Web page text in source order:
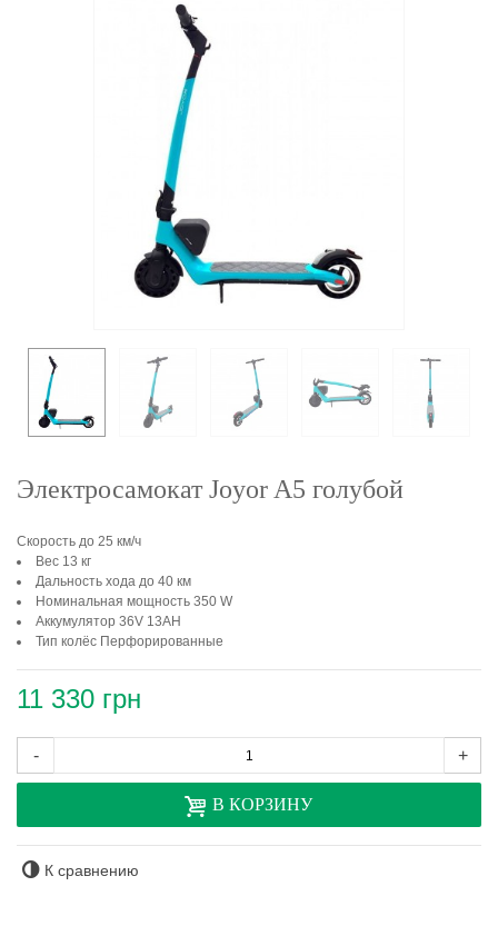
Электросамокат Joyor A5 голубой
Скорость до 25 км/ч
Вес 13 кг
Дальность хода до 40 км
Номинальная мощность 350 W
Аккумулятор 36V 13AH
Тип колёс Перфорированные
11 330 грн
- +
В КОРЗИНУ
К сравнению